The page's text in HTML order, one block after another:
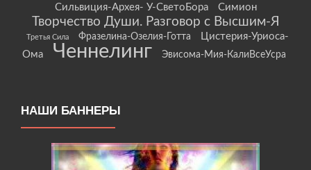
Сильвиция-Архея- У-СветоБора Симион
Творчество Души. Разговор с Высшим-Я
Третья Сила Фразелина-Озелия-Готта
Цистерия-Уриоса-
Ома
Ченнелинг Эвисома-Мия-КалиВсеУсра
НАШИ БАННЕРЫ